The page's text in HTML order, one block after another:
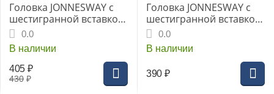
Головка JONNESWAY с
шестигранной вставкой
"HEX" 1/2" 12мм L-55мм
(S09H412)
0.0
В наличии
430 ₽
405 ₽
Головка JONNESWAY с
шестигранной вставкой
"HEX" 1/2" 14мм L-55мм
(S09H414)
0.0
В наличии
390 ₽